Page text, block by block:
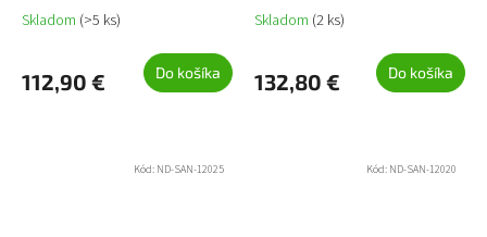
Skladom (>5 ks)
112,90 € Do košíka
Skladom (2 ks)
132,80 € Do košíka
Kód: ND-SAN-12025 Kód: ND-SAN-12020